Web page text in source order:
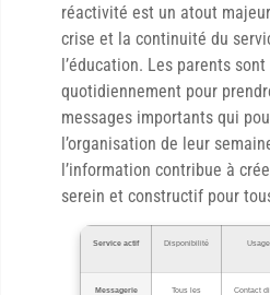
réactivité est un atout
crise et la continuité du
l’éducation. Les parents
quotidiennement pour
messages importants qui
l’organisation de leur
l’information contribue à
serein et constructif pour
Service actif Disponibilité
Messagerie
Tous les
Contact